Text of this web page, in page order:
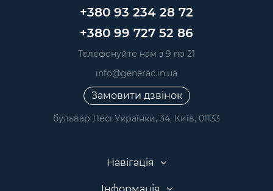
+380 93 234 28 72
+380 99 727 52 86
Телефонуйте нам з 9 по 21
info@generac.in.ua
Замовити дзвінок
бульвар Лесі Українки, 34, Київ, 01133
Навігація